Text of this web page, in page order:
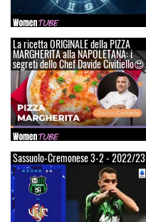
La ricetta ORIGINALE della PIZZA
MARGHERITA alla NAPOLETANA: i
segreti dello Chef Davide Civitiello😍
Sassuolo-Cremonese 3-2 - 2022/23